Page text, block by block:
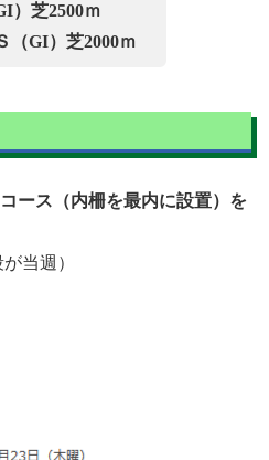
）芝2500ｍ
（GI）芝2000ｍ
ース（内柵を最内に設置）を
当週）